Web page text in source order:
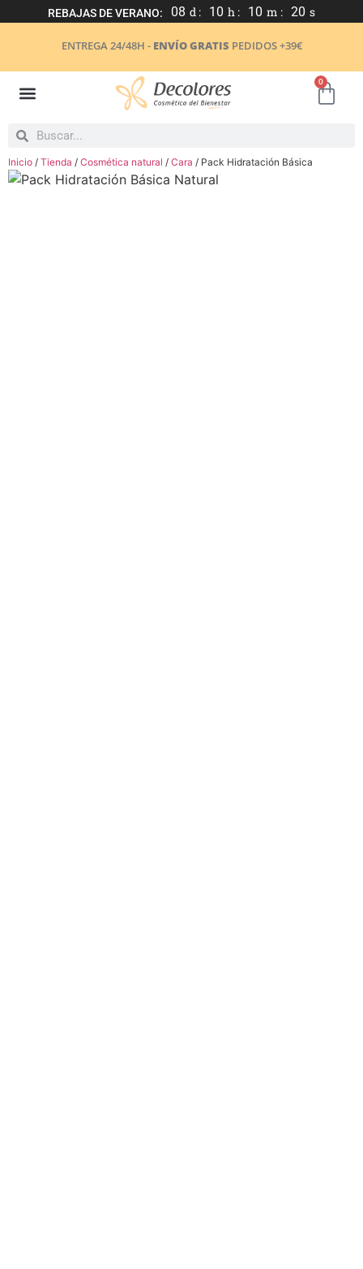
REBAJAS DE VERANO: 08 d : 10 h : 10 m : 20 s
ENTREGA 24/48H - ENVÍO GRATIS PEDIDOS +39€
0
Inicio / Tienda / Cosmética natural / Cara / Pack Hidratación Básica